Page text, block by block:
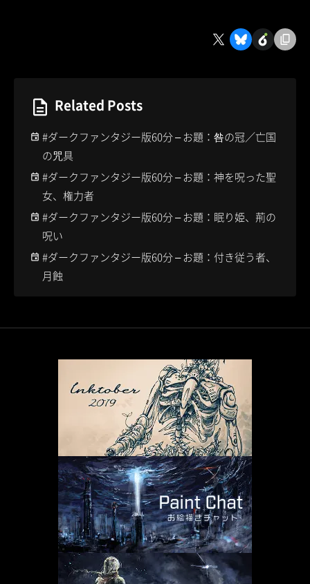
Related Posts
#ダークファンタジー版60分 – お題：咎の冠／亡国
の咒具
#ダークファンタジー版60分 – お題：神を呪った聖
女、権力者
#ダークファンタジー版60分 – お題：眠り姫、荊の
呪い
#ダークファンタジー版60分 – お題：付き従う者、
月蝕